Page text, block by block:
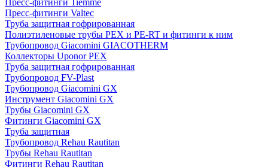
Пресс-фитинги Valtec
Труба защитная гофрированная
Полиэтиленовые трубы PEX и PE-RT и фитинги к ним
Трубопровод Giacomini GIACOTHERM
Коллекторы Uponor PEX
Труба защитная гофрированная
Трубопровод FV-Plast
Трубопровод Giacomini GX
Инструмент Giacomini GX
Трубы Giacomini GX
Фитинги Giacomini GX
Труба защитная
Трубопровод Rehau Rautitan
Трубы Rehau Rautitan
Фитинги Rehau Rautitan